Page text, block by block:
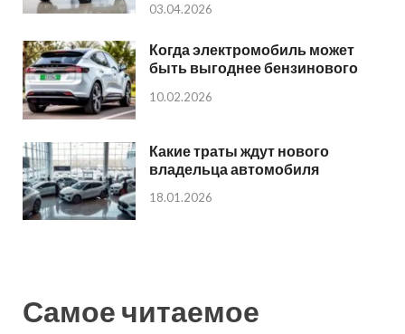
03.04.2026
Когда электромобиль может
быть выгоднее бензинового
10.02.2026
Какие траты ждут нового
владельца автомобиля
18.01.2026
Самое читаемое